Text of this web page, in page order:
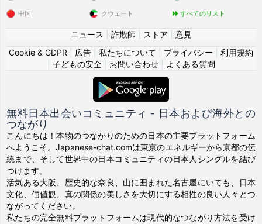
中国 クウェート すべてのリスト
ニュース 詐欺師 ストア
意見
Cookie & GDPR
広告 私たちについて プライバシー
利用規約
子どもの安全| お問い合わせ| よくある質問
無料日本出会いコミュニティ - 日本および海外との
つながり
こんにちは！本物のつながりのための日本の主要プラットフォーム
へようこそ。Japanese-chat.comは東京のエネルギーから京都の伝
統まで、そして世界中の日本コミュニティの日本人シングルを結び
つけます。
活気ある大阪、歴史的な奈良、山に囲まれた名古屋にいても、日本
文化、価値観、真の関係の美しさを大切にする相性の良い人々とつ
ながってください。
私たちの完全無料プラットフォームは現代的なつながり方法を受け